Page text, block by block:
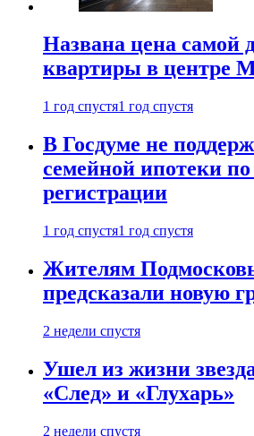
Названа цена самой
квартиры в центре
1 год спустя1 год спустя
В Госдуме не
семейной ипотеки по
регистрации
1 год спустя1 год спустя
Жителям
предсказали новую
2 недели спустя
Ушел из жизни
«След» и «Глухарь»
2 недели спустя